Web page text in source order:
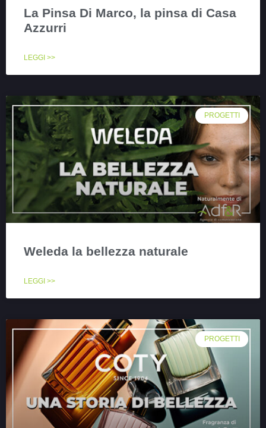
La Pinsa Di Marco, la pinsa di Casa
Azzurri
LEGGI >>
PROGETTI
Weleda la bellezza naturale
LEGGI >>
PROGETTI